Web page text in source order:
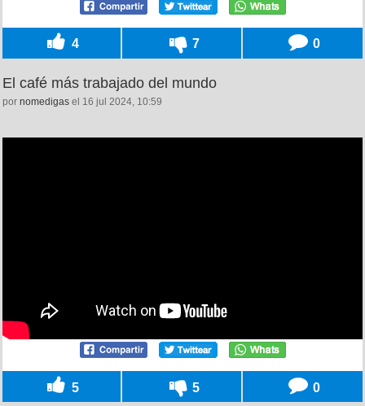
4 7 0
El café más trabajado del mundo
por nomedigas el 16 jul 2024, 10:59
5 5 0